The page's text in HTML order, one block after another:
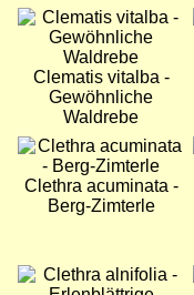
Bild
Clematis vitalba -
Gewöhnliche
Waldrebe
Bild
Clethra acuminata -
Berg-Zimterle
Bild